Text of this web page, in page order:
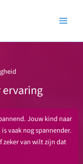
ervaring
Jouw kind naar
vaak nog spannender.
zeker van wilt zijn dat